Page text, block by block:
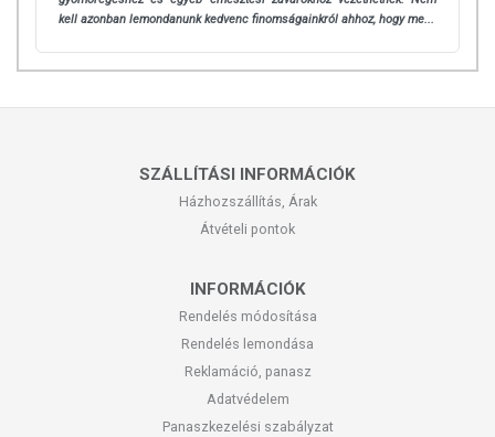
kell azonban lemondanunk kedvenc finomságainkról ahhoz, hogy me...
SZÁLLÍTÁSI INFORMÁCIÓK
Házhozszállítás, Árak
Átvételi pontok
INFORMÁCIÓK
Rendelés módosítása
Rendelés lemondása
Reklamáció, panasz
Adatvédelem
Panaszkezelési szabályzat